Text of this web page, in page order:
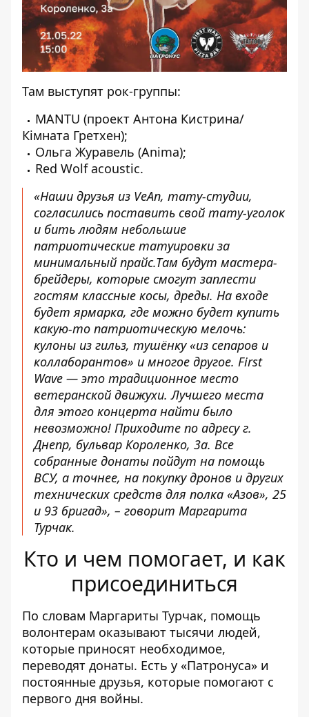
Там выступят рок-группы:
MANTU (проект Антона Кистрина/
Кімната Гретхен);
Ольга Журавель (Anima);
Red Wolf acoustic.
«Наши друзья из VeAn, тату-студии,
согласились поставить свой тату-уголок
и бить людям небольшие
патриотические татуировки за
минимальный прайс.Там будут мастера-
брейдеры, которые смогут заплести
гостям классные косы, дреды. На входе
будет ярмарка, где можно будет купить
какую-то патриотическую мелочь:
кулоны из гильз, тушёнку «из сепаров и
коллаборантов» и многое другое. First
Wave — это традиционное место
ветеранской движухи. Лучшего места
для этого концерта найти было
невозможно! Приходите по адресу г.
Днепр, бульвар Короленко, 3а. Все
собранные донаты пойдут на помощь
ВСУ, а точнее, на покупку дронов и других
технических средств для полка «Азов», 25
и 93 бригад», – говорит Маргарита
Турчак.
Кто и чем помогает, и как
присоединиться
По словам Маргариты Турчак, помощь
волонтерам оказывают тысячи людей,
которые приносят необходимое,
переводят донаты. Есть у «Патронуса» и
постоянные друзья, которые помогают с
первого дня войны.